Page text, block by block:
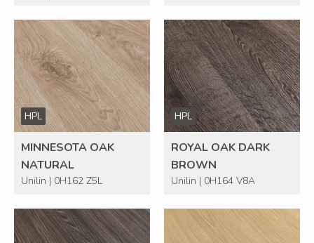
HPL
MINNESOTA OAK
NATURAL
Unilin | 0H162 Z5L
HPL
ROYAL OAK DARK
BROWN
Unilin | 0H164 V8A